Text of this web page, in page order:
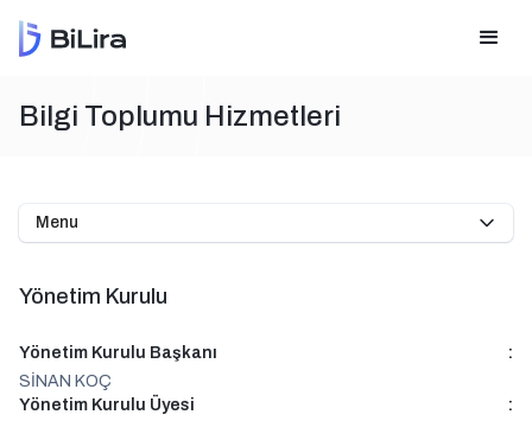
Bilgi Toplumu Hizmetleri
Menu
Yönetim Kurulu
Yönetim Kurulu Başkanı
:
SİNAN KOÇ
Yönetim Kurulu Üyesi
: